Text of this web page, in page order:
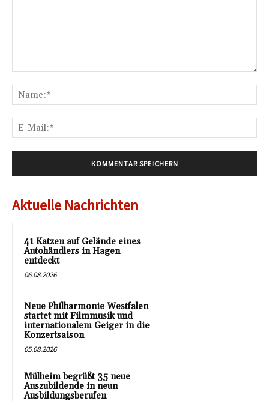
Aktuelle Nachrichten
41 Katzen auf Gelände eines
Autohändlers in Hagen
entdeckt
06.08.2026
Neue Philharmonie Westfalen
startet mit Filmmusik und
internationalem Geiger in die
Konzertsaison
05.08.2026
Mülheim begrüßt 35 neue
Auszubildende in neun
Ausbildungsberufen